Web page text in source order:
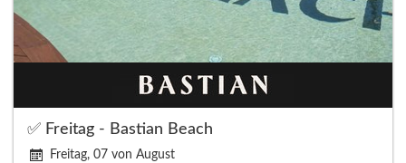
✅ Freitag - Bastian Beach
Freitag, 07 von August